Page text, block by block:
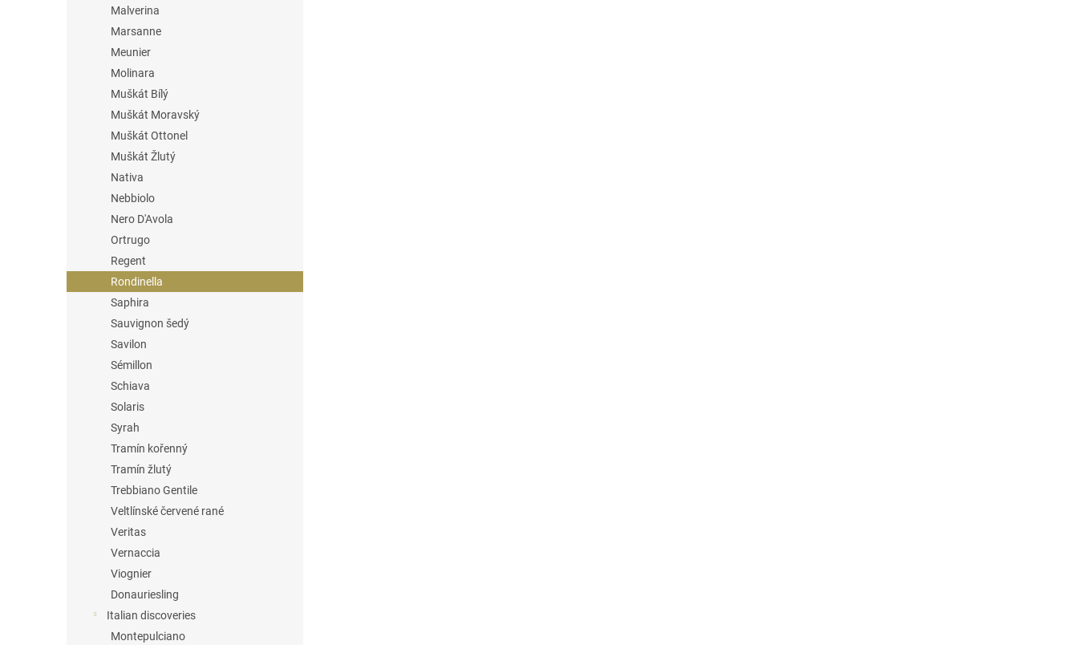
Malverina
Marsanne
Meunier
Molinara
Muškát Bílý
Muškát Moravský
Muškát Ottonel
Muškát Žlutý
Nativa
Nebbiolo
Nero D'Avola
Ortrugo
Regent
Rondinella
Saphira
Sauvignon šedý
Savilon
Sémillon
Schiava
Solaris
Syrah
Tramín kořenný
Tramín žlutý
Trebbiano Gentile
Veltlínské červené rané
Veritas
Vernaccia
Viognier
Donauriesling
Italian discoveries
Montepulciano